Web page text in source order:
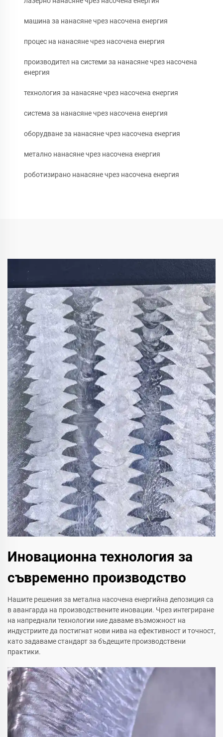
машина за нанасяне чрез насочена енергия
процес на нанасяне чрез насочена енергия
производител на системи за нанасяне чрез насочена
енергия
технология за нанасяне чрез насочена енергия
система за нанасяне чрез насочена енергия
оборудване за нанасяне чрез насочена енергия
метално нанасяне чрез насочена енергия
роботизирано нанасяне чрез насочена енергия
Иновационна технология за
съвременно производство
Нашите решения за метална насочена енергийна депозиция са
в авангарда на производствените иновации. Чрез интегриране
на напреднали технологии ние даваме възможност на
индустриите да постигнат нови нива на ефективност и точност,
като задаваме стандарт за бъдещите производствени
практики.